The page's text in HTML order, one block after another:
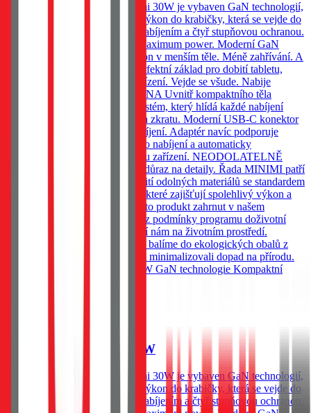
Kapesní adaptér, Tactical Minimi 30W je vybaven GaN technologií,
která umožňuje dostat brutální výkon do krabičky, která se vejde do
každé kapsy. Vybavena rychlonabíjením a čtyř stupňovou ochranou.
30W GaN Minimal footprint. Maximum power. Moderní GaN
technologie znamená vyšší výkon v menším těle. Méně zahřívání. A
vyšší účinnost. Výkon 30W, perfektní základ pro dobití tabletu,
iPhonu, Androidu i menších zařízení. Vejde se všude. Nabije
cokoliv*. VÝSTUP A OCHRANA Uvnitř kompaktního těla
pracuje inteligentní ochranný systém, který hlídá každé nabíjení
proti přepětí, přetížení, přehřátí a zkratu. Moderní USB-C konektor
umožňuje rychlé a efektivní nabíjení. Adaptér navíc podporuje
širokou škálu standardů rychlého nabíjení a automaticky
přizpůsobuje výkon připojenému zařízení. NEODOLATELNĚ
ODOLNÝ V Tactical klademe důraz na detaily. Řada MINIMI patří
ke špičce ve své třídě díky použití odolných materiálů se standardem
UL94 a moderních technologií, které zajišťují spolehlivý výkon a
dlouhou životnost. Proto je i tento produkt zahrnut v našem
programu doživotní záruky. *Viz podmínky programu doživotní
záruky Tactical. BE ECO Záleží nám na životním prostředí.
Všechny naše produkty Tactical balíme do ekologických obalů z
recyklovaného papíru, abychom minimalizovali dopad na přírodu.
KLÍČOVÉ VLASTNOSTI 30W GaN technologie Kompaktní
Tactical Minimi GaN 30W
Kapesní adaptér, Tactical Minimi 30W je vybaven GaN technologií,
která umožňuje dostat brutální výkon do krabičky, která se vejde do
každé kapsy. Vybavena rychlonabíjením a čtyř stupňovou ochranou.